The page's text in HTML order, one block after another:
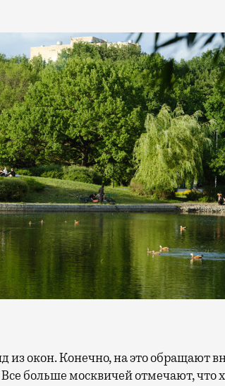
больше москвичей отмечают, что